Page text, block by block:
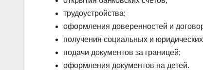
трудоустройства;
оформления доверенностей и
получения социальных и юридических
подачи документов за границей;
оформления документов на детей.